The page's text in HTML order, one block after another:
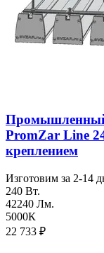
Промышленный
PromZar Line
креплением
Изготовим за 2-14
240 Вт.
42240 Лм.
5000К
22 733 ₽